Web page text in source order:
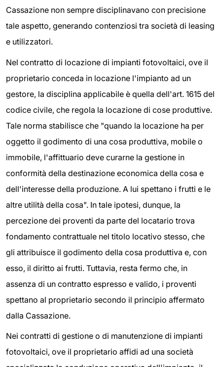
Cassazione non sempre disciplinavano con precisione
tale aspetto, generando contenziosi tra società di leasing
e utilizzatori.
Nel contratto di locazione di impianti fotovoltaici, ove il
proprietario conceda in locazione l'impianto ad un
gestore, la disciplina applicabile è quella dell'art. 1615 del
codice civile, che regola la locazione di cose produttive.
Tale norma stabilisce che "quando la locazione ha per
oggetto il godimento di una cosa produttiva, mobile o
immobile, l'affittuario deve curarne la gestione in
conformità della destinazione economica della cosa e
dell'interesse della produzione. A lui spettano i frutti e le
altre utilità della cosa". In tale ipotesi, dunque, la
percezione dei proventi da parte del locatario trova
fondamento contrattuale nel titolo locativo stesso, che
gli attribuisce il godimento della cosa produttiva e, con
esso, il diritto ai frutti. Tuttavia, resta fermo che, in
assenza di un contratto espresso e valido, i proventi
spettano al proprietario secondo il principio affermato
dalla Cassazione.
Nei contratti di gestione o di manutenzione di impianti
fotovoltaici, ove il proprietario affidi ad una società